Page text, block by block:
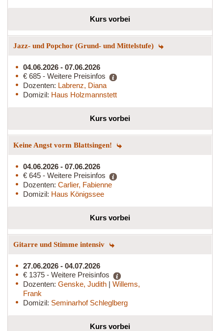
Kurs vorbei
Jazz- und Popchor (Grund- und Mittelstufe)
04.06.2026 - 07.06.2026
€ 685 - Weitere Preisinfos
Dozenten: Labrenz, Diana
Domizil: Haus Holzmannstett
Kurs vorbei
Keine Angst vorm Blattsingen!
04.06.2026 - 07.06.2026
€ 645 - Weitere Preisinfos
Dozenten: Carlier, Fabienne
Domizil: Haus Königssee
Kurs vorbei
Gitarre und Stimme intensiv
27.06.2026 - 04.07.2026
€ 1375 - Weitere Preisinfos
Dozenten: Genske, Judith | Willems,
Frank
Domizil: Seminarhof Schleglberg
Kurs vorbei